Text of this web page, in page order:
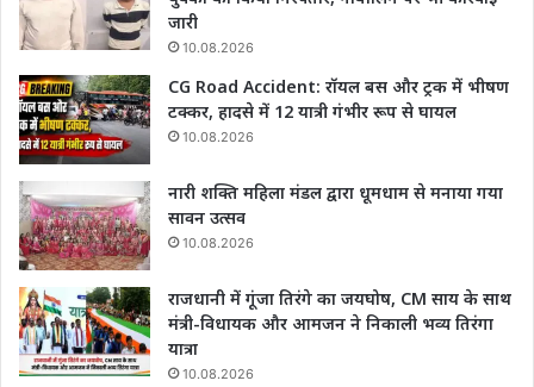
जारी
10.08.2026
CG Road Accident: रॉयल बस और ट्रक में भीषण
टक्कर, हादसे में 12 यात्री गंभीर रूप से घायल
10.08.2026
नारी शक्ति महिला मंडल द्वारा धूमधाम से मनाया गया
सावन उत्सव
10.08.2026
राजधानी में गूंजा तिरंगे का जयघोष, CM साय के साथ
मंत्री-विधायक और आमजन ने निकाली भव्य तिरंगा
यात्रा
10.08.2026